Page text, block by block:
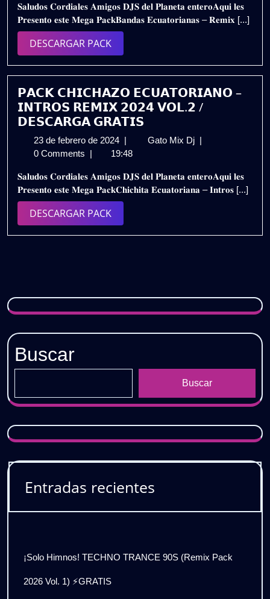
de
2024
–
𝗥𝗘𝗠𝗜𝗫
/
𝗗𝗘𝗦𝗖𝗔𝗥𝗚𝗔
𝗚𝗥𝗔𝗧𝗜𝗦
𝐒𝐚𝐥𝐮𝐝𝐨𝐬 𝐂𝐨𝐫𝐝𝐢𝐚𝐥𝐞𝐬 𝐀𝐦𝐢𝐠𝐨𝐬 𝐃𝐉𝐒 𝐝𝐞𝐥 𝐏𝐥𝐚𝐧𝐞𝐭𝐚 𝐞𝐧𝐭𝐞𝐫𝐨𝐀𝐪𝐮𝐢 𝐥𝐞𝐬
𝐏𝐫𝐞𝐬𝐞𝐧𝐭𝐨 𝐞𝐬𝐭𝐞 𝐌𝐞𝐠𝐚 𝐏𝐚𝐜𝐤𝐁𝐚𝐧𝐝𝐚𝐬 𝐄𝐜𝐮𝐚𝐭𝐨𝐫𝐢𝐚𝐧𝐚𝐬 – 𝐑𝐞𝐦𝐢𝐱 [...]
DESCARGAR PACKDESCARGAR
PACK
𝗣𝗔𝗖𝗞 𝗖𝗛𝗜𝗖𝗛𝗔𝗭𝗢 𝗘𝗖𝗨𝗔𝗧𝗢𝗥𝗜𝗔𝗡𝗢 –
𝗜𝗡𝗧𝗥𝗢𝗦 𝗥𝗘𝗠𝗜𝗫 𝟮𝟬𝟮𝟰 𝗩𝗢𝗟.𝟮 /
𝗗𝗘𝗦𝗖𝗔𝗥𝗚𝗔 𝗚𝗥𝗔𝗧𝗜𝗦
23 de febrero de 2024 23
de
de
2024
| Gato Mix Dj 𝗣𝗔𝗖𝗞
–
𝗜𝗡𝗧𝗥𝗢𝗦
|
0 Comments | 19:48
𝐒𝐚𝐥𝐮𝐝𝐨𝐬 𝐂𝐨𝐫𝐝𝐢𝐚𝐥𝐞𝐬 𝐀𝐦𝐢𝐠𝐨𝐬 𝐃𝐉𝐒 𝐝𝐞𝐥 𝐏𝐥𝐚𝐧𝐞𝐭𝐚 𝐞𝐧𝐭𝐞𝐫𝐨𝐀𝐪𝐮𝐢 𝐥𝐞𝐬
𝐏𝐫𝐞𝐬𝐞𝐧𝐭𝐨 𝐞𝐬𝐭𝐞 𝐌𝐞𝐠𝐚 𝐏𝐚𝐜𝐤𝐂𝐡𝐢𝐜𝐡𝐢𝐭𝐚 𝐄𝐜𝐮𝐚𝐭𝐨𝐫𝐢𝐚𝐧𝐚 – 𝐈𝐧𝐭𝐫𝐨𝐬 [...]
DESCARGAR PACKDESCARGAR
PACK
Buscar
Buscar
Entradas recientes
¡Solo Himnos! TECHNO TRANCE 90S (Remix Pack
2026 Vol. 1) ⚡GRATIS